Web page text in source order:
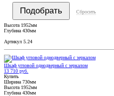
Сбросить
Высота 1952мм
Глубина 430мм
Артикул 5.24
Шкаф угловой однодверный с зеркалом
13 710 руб.
Купить
Ширина 730мм
Высота 1952мм
Глубина 430мм